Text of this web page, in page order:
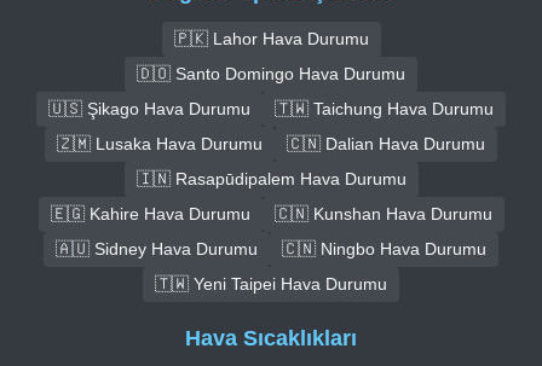
🇵🇰 Lahor Hava Durumu
🇩🇴 Santo Domingo Hava Durumu
🇺🇸 Şikago Hava Durumu
🇹🇼 Taichung Hava Durumu
🇿🇲 Lusaka Hava Durumu
🇨🇳 Dalian Hava Durumu
🇮🇳 Rasapūdipalem Hava Durumu
🇪🇬 Kahire Hava Durumu
🇨🇳 Kunshan Hava Durumu
🇦🇺 Sidney Hava Durumu
🇨🇳 Ningbo Hava Durumu
🇹🇼 Yeni Taipei Hava Durumu
Hava Sıcaklıkları